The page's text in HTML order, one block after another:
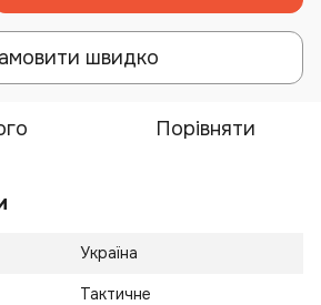
швидко
Порівняти
Україна
Тактичне